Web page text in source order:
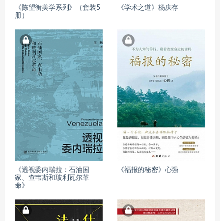
《陈望衡美学系列》（套装5
册）
《学术之道》杨庆存
《透视委内瑞拉：石油国
家、查韦斯和玻利瓦尔革
命》
《福报的秘密》心强